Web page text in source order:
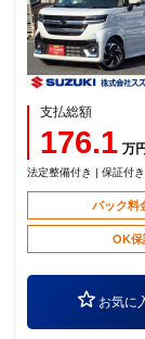
支払総額
176.1 万
法定整備付き | 保証付
パック料
OK保
お気に